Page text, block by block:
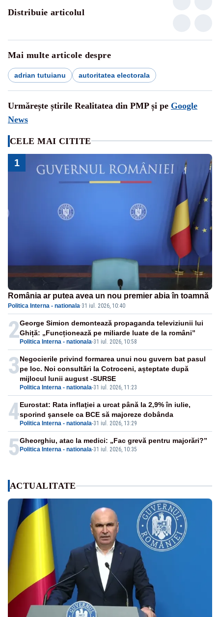
Distribuie articolul
Mai multe articole despre
adrian tutuianu autoritatea electorala
Urmărește știrile Realitatea din PMP și pe Google
News
CELE MAI CITITE
1
România ar putea avea un nou premier abia în toamnă
Politica Interna - nationala·31 iul. 2026, 10:40
2 Politica Interna - nationala-31 iul. 2026, 10:58
George Simion demontează propaganda televiziunii lui
Ghiță: „Funcționează pe miliarde luate de la români”
3
Politica Interna - nationala-31 iul. 2026, 11:23
Negocierile privind formarea unui nou guvern bat pasul
pe loc. Noi consultări la Cotroceni, așteptate după
mijlocul lunii august -SURSE
4 Politica Interna - nationala-31 iul. 2026, 13:29
Eurostat: Rata inflaţiei a urcat până la 2,9% în iulie,
sporind şansele ca BCE să majoreze dobânda
5 Politica Interna - nationala-31 iul. 2026, 10:35
Gheorghiu, atac la medici: „Fac grevă pentru majorări?”
ACTUALITATE